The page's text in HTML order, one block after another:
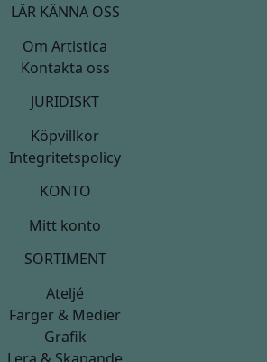
LÄR KÄNNA OSS
Om Artistica
Kontakta oss
JURIDISKT
Köpvillkor
Integritetspolicy
KONTO
Mitt konto
SORTIMENT
Ateljé
Färger & Medier
Grafik
Lera & Skapande